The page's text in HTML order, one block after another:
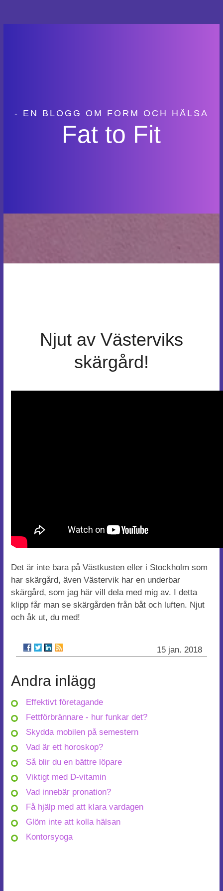
- EN BLOGG OM FORM OCH HÄLSA
Fat to Fit
Njut av Västerviks
skärgård!
Det är inte bara på Västkusten eller i Stockholm som
har skärgård, även Västervik har en underbar
skärgård, som jag här vill dela med mig av. I detta
klipp får man se skärgården från båt och luften. Njut
och åk ut, du med!
15 jan. 2018
Andra inlägg
Effektivt företagande
Fettförbrännare - hur funkar det?
Skydda mobilen på semestern
Vad är ett horoskop?
Så blir du en bättre löpare
Viktigt med D-vitamin
Vad innebär pronation?
Få hjälp med att klara vardagen
Glöm inte att kolla hälsan
Kontorsyoga